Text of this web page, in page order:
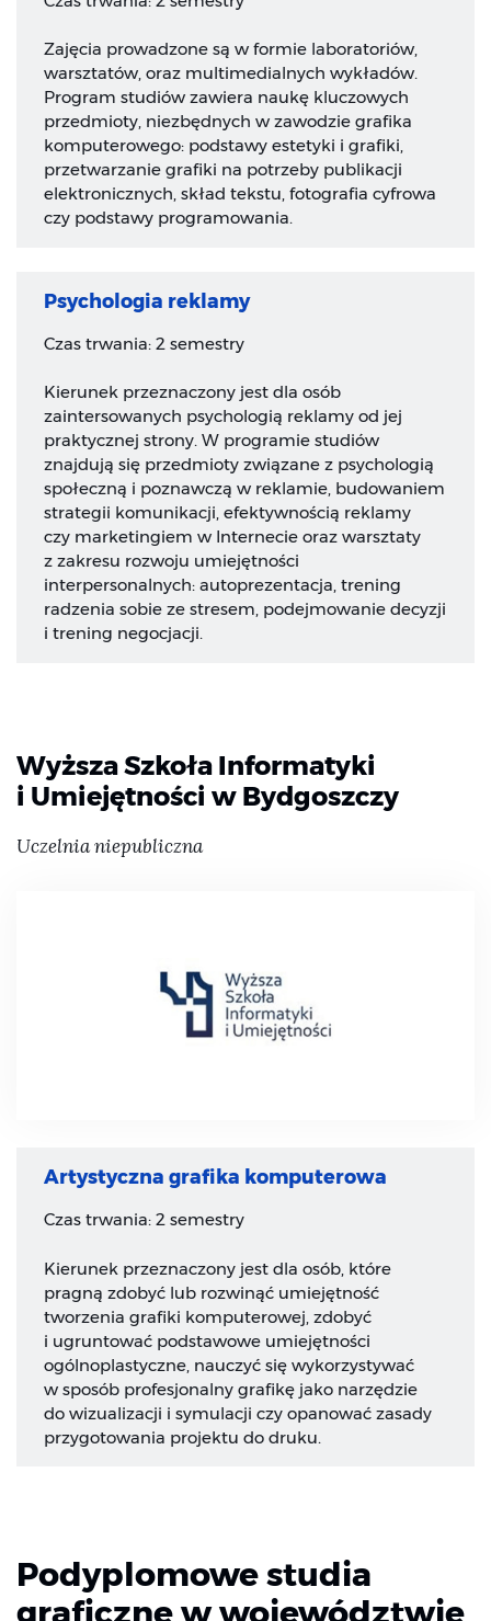
Zajęcia prowadzone są w formie laboratoriów,
warsztatów, oraz multimedialnych wykładów.
Program studiów zawiera naukę kluczowych
przedmioty, niezbędnych w zawodzie grafika
komputerowego: podstawy estetyki i grafiki,
przetwarzanie grafiki na potrzeby publikacji
elektronicznych, skład tekstu, fotografia cyfrowa
czy podstawy programowania.
Psychologia reklamy
Czas trwania: 2 semestry
Kierunek przeznaczony jest dla osób
zaintersowanych psychologią reklamy od jej
praktycznej strony. W programie studiów
znajdują się przedmioty związane z psychologią
społeczną i poznawczą w reklamie, budowaniem
strategii komunikacji, efektywnością reklamy
czy marketingiem w Internecie oraz warsztaty
z zakresu rozwoju umiejętności
interpersonalnych: autoprezentacja, trening
radzenia sobie ze stresem, podejmowanie decyzji
i trening negocjacji.
Wyższa Szkoła Informatyki
i Umiejętności w Bydgoszczy
Uczelnia niepubliczna
Artystyczna grafika komputerowa
Czas trwania: 2 semestry
Kierunek przeznaczony jest dla osób, które
pragną zdobyć lub rozwinąć umiejętność
tworzenia grafiki komputerowej, zdobyć
i ugruntować podstawowe umiejętności
ogólnoplastyczne, nauczyć się wykorzystywać
w sposób profesjonalny grafikę jako narzędzie
do wizualizacji i symulacji czy opanować zasady
przygotowania projektu do druku.
Podyplomowe studia
graficzne w województwie